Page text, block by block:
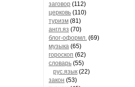
заговор (112)
церковь (110)
туризм (81)
англ.яз (70)
блог-оформл. (69)
музыка (65)
гороскоп (62)
словарь (55)
рус.язык (22)
закон (53)